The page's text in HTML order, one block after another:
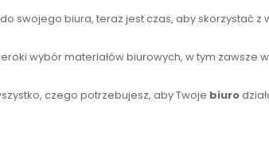
do swojego biura, teraz jest czas, aby skorzystać z
wybór materiałów biurowych, w tym zawsze
czego potrzebujesz, aby Twoje biuro